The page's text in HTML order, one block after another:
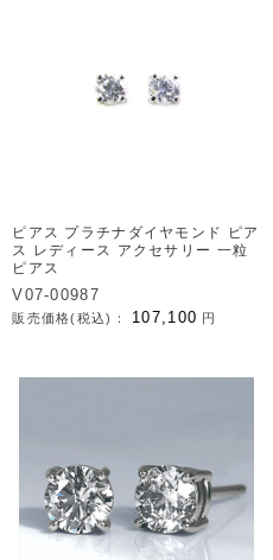
ピアス プラチナダイヤモンド ピア
ス レディース アクセサリー 一粒
ピアス
V07-00987
販売価格(税込)： 107,100 円